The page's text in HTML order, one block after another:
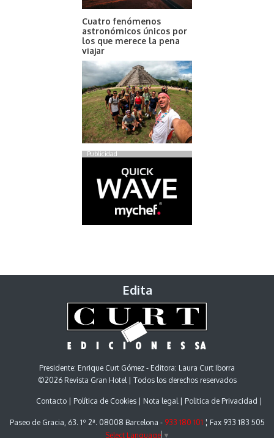
Cuatro fenómenos
astronómicos únicos por
los que merece la pena
viajar
Publicidad
Edita
Presidente: Enrique Curt Gómez - Editora: Laura Curt Iborra
©2026 Revista Gran Hotel | Todos los derechos reservados
Contacto Política de Cookies Nota legal Politica de Privacidad
Paseo de Gracia, 63. 1º 2ª. 08008 Barcelona - 933 180 101 ¦ Fax 933 183 505
Select Language ▼